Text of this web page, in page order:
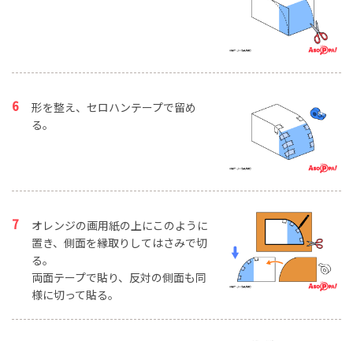
形を整え、セロハンテープで留め
る。
オレンジの画用紙の上にこのように
置き、側面を縁取りしてはさみで切
る。
両面テープで貼り、反対の側面も同
様に切って貼る。